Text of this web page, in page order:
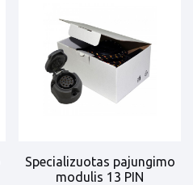
Specializuotas pajungimo
modulis 13 PIN